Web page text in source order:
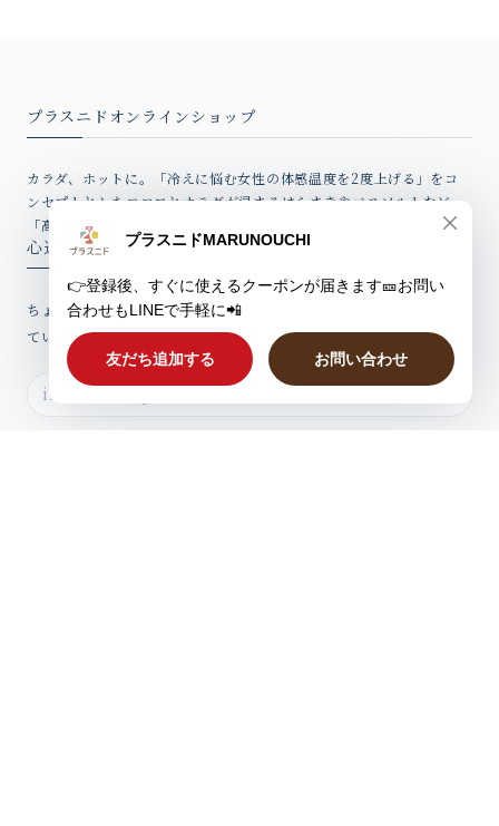
プラスニドオンラインショップ
カラダ、ホットに。「冷えに悩む女性の体感温度を2度上げる」をコ
ンセプトとしたココロとカラダが温まるはらまきやバスソルトなど、
「高品質アイテム」を心込めてお届けしています。
心込めたウィークリーレター
ちょっとしたお話、新製品情報やお得なクーポンを心込めてお届けし
ていますのでぜひご登録ください。